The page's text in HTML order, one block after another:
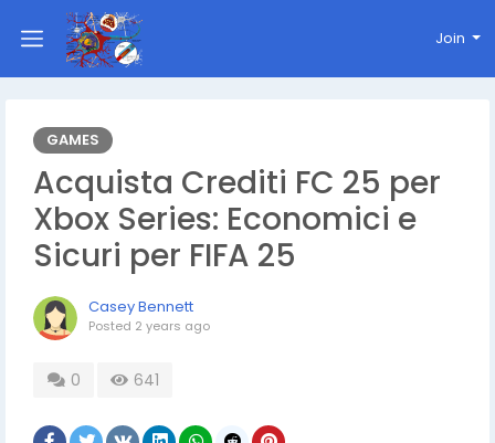
Join
GAMES
Acquista Crediti FC 25 per
Xbox Series: Economici e
Sicuri per FIFA 25
Casey Bennett
Posted 2 years ago
0 641